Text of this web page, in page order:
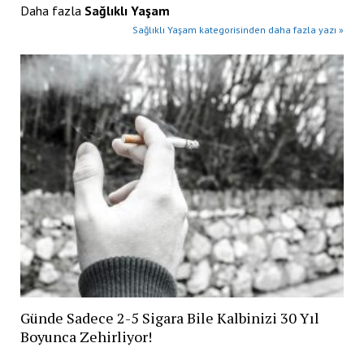
Daha fazla Sağlıklı Yaşam
Sağlıklı Yaşam kategorisinden daha fazla yazı »
Günde Sadece 2-5 Sigara Bile Kalbinizi 30 Yıl
Boyunca Zehirliyor!